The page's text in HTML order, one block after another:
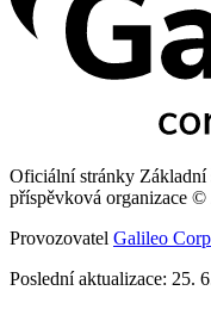
Oficiální stránky Základní
příspěvková organizace ©
Provozovatel Galileo
Poslední aktualizace: 25.